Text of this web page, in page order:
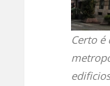
Certo é